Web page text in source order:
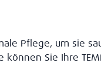
Pflege, um sie
können Sie Ihre